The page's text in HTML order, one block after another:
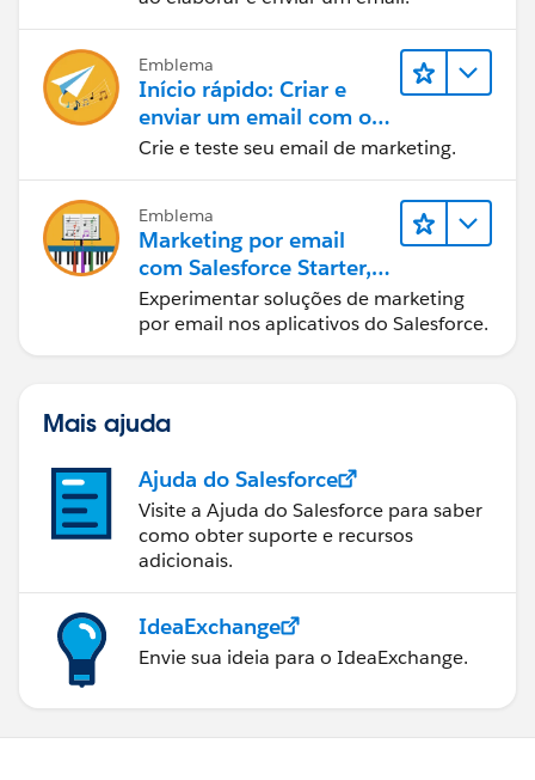
Emblema
Início rápido: Criar e
enviar um email com o
Marketing Cloud
Crie e teste seu email de marketing.
Emblema
Marketing por email
com Salesforce Starter,
Pro e Marketing Cloud
Next
Experimentar soluções de marketing
por email nos aplicativos do Salesforce.
Mais ajuda
Ajuda do Salesforce
Visite a Ajuda do Salesforce para saber
como obter suporte e recursos
adicionais.
IdeaExchange
Envie sua ideia para o IdeaExchange.